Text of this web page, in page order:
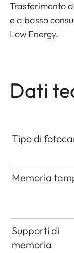
Trasferimento
e a basso
Low Energy.
Dati
Tipo di
Memoria
Supporti di
memoria